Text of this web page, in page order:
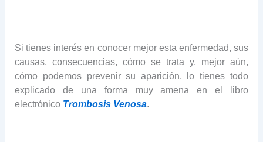
Si tienes interés en conocer mejor esta enfermedad, sus
causas, consecuencias, cómo se trata y, mejor aún,
cómo podemos prevenir su aparición, lo tienes todo
explicado de una forma muy amena en el libro
electrónico Trombosis Venosa.